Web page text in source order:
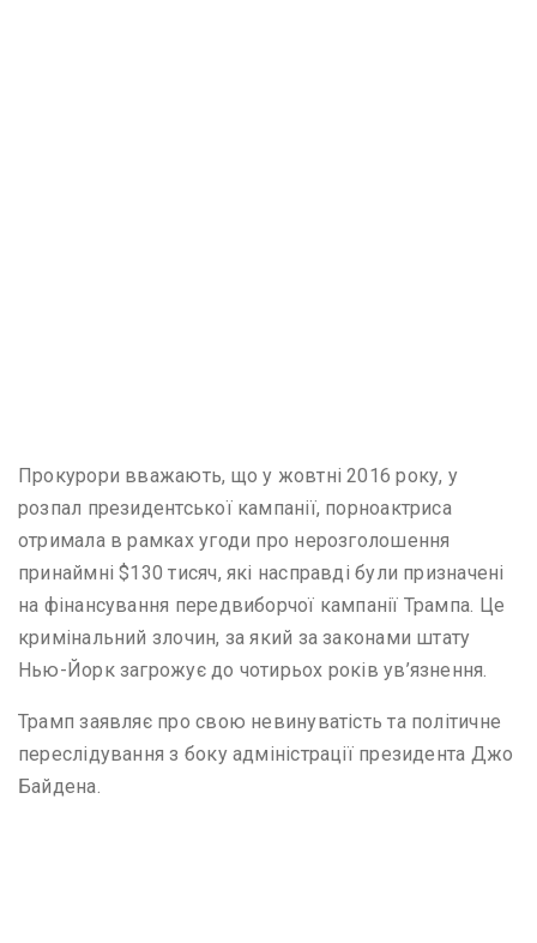
Прокурори вважають, що у жовтні 2016 року, у
розпал президентської кампанії, порноактриса
отримала в рамках угоди про нерозголошення
принаймні $130 тисяч, які насправді були призначені
на фінансування передвиборчої кампанії Трампа. Це
кримінальний злочин, за який за законами штату
Нью-Йорк загрожує до чотирьох років ув’язнення.
Трамп заявляє про свою невинуватість та політичне
переслідування з боку адміністрації президента Джо
Байдена.